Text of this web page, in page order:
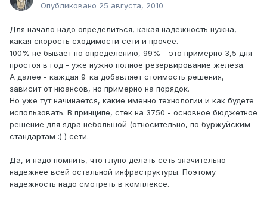
Опубликовано 25 августа, 2010
Для начало надо определиться, какая надежность нужна,
какая скорость сходимости сети и прочее.
100% не бывает по определению, 99% - это примерно 3,5 дня
простоя в год - уже нужно полное резервирование железа.
А далее - каждая 9-ка добавляет стоимость решения,
зависит от нюансов, но примерно на порядок.
Но уже тут начинается, какие именно технологии и как будете
использовать. В принципе, стек на 3750 - основное бюджетное
решение для ядра небольшой (относительно, по буржуйским
стандартам :) ) сети.
Да, и надо помнить, что глупо делать сеть значительно
надежнее всей остальной инфраструктуры. Поэтому
надежность надо смотреть в комплексе.